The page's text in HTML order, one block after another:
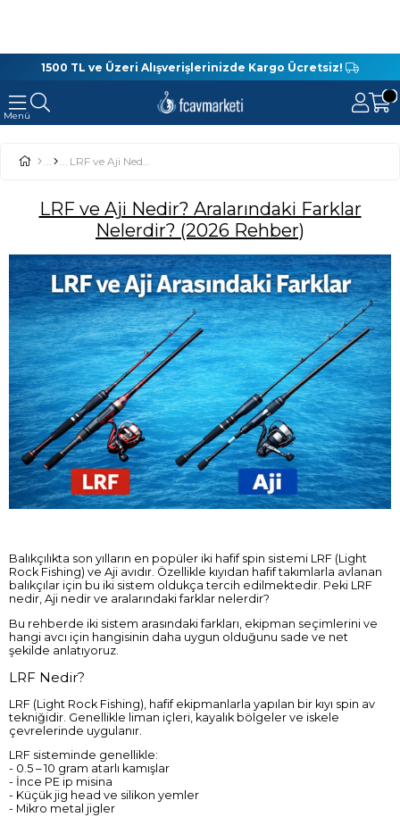
1500 TL ve Üzeri Alışverişlerinizde Kargo Ücretsiz!
LRF ve Aji Nedir? Aralarındaki Farklar Nelerdir? (2026 Rehber)
LRF ve Aji Nedir? Aralarındaki Farklar
Nelerdir? (2026 Rehber)
Balıkçılıkta son yılların en popüler iki hafif spin sistemi LRF (Light
Rock Fishing) ve Aji avıdır. Özellikle kıyıdan hafif takımlarla avlanan
balıkçılar için bu iki sistem oldukça tercih edilmektedir. Peki LRF
nedir, Aji nedir ve aralarındaki farklar nelerdir?
Bu rehberde iki sistem arasındaki farkları, ekipman seçimlerini ve
hangi avcı için hangisinin daha uygun olduğunu sade ve net
şekilde anlatıyoruz.
LRF Nedir?
LRF (Light Rock Fishing), hafif ekipmanlarla yapılan bir kıyı spin av
tekniğidir. Genellikle liman içleri, kayalık bölgeler ve iskele
çevrelerinde uygulanır.
LRF sisteminde genellikle:
- 0.5 – 10 gram atarlı kamışlar
- İnce PE ip misina
- Küçük jig head ve silikon yemler
- Mikro metal jigler